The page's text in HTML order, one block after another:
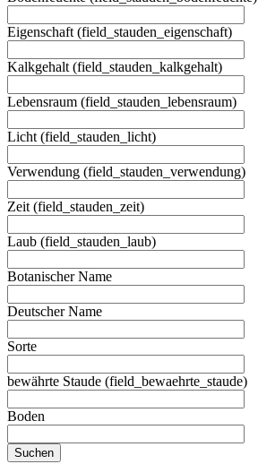
Eigenschaft (field_stauden_eigenschaft)
Kalkgehalt (field_stauden_kalkgehalt)
Lebensraum (field_stauden_lebensraum)
Licht (field_stauden_licht)
Verwendung (field_stauden_verwendung)
Zeit (field_stauden_zeit)
Laub (field_stauden_laub)
Botanischer Name
Deutscher Name
Sorte
bewährte Staude (field_bewaehrte_staude)
Boden